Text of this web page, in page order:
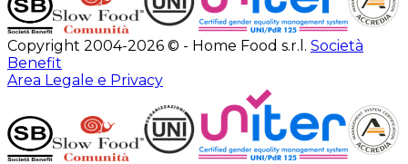
Copyright 2004-2026 © - Home Food s.r.l. Società
Benefit
Area Legale e Privacy